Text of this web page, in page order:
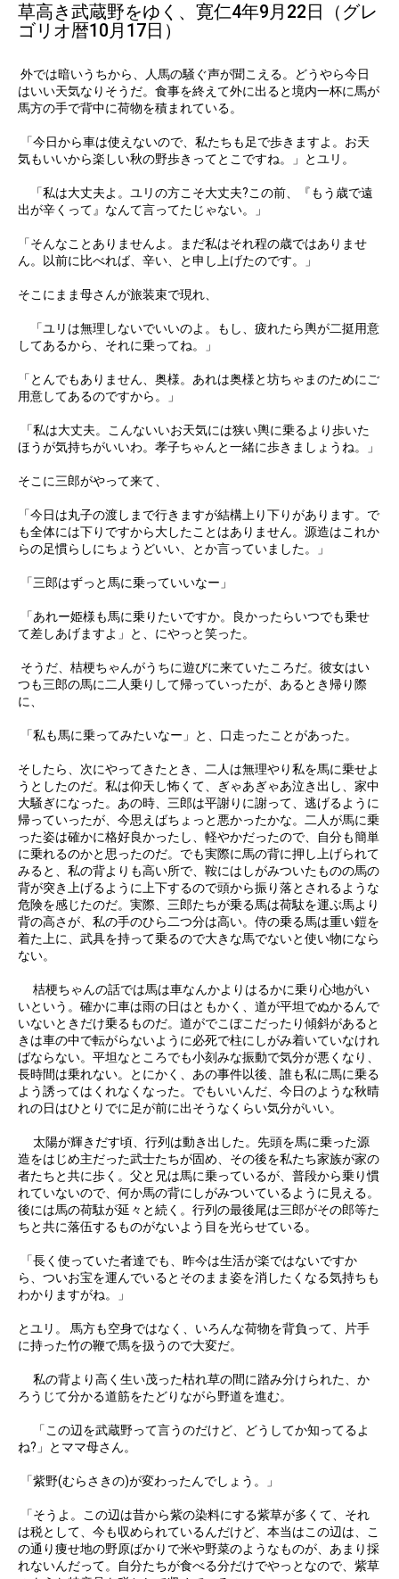
草高き武蔵野をゆく、寛仁4年9月22日（グレ
ゴリオ暦10月17日）
外では暗いうちから、人馬の騒ぐ声が聞こえる。どうやら今日
はいい天気なりそうだ。食事を終えて外に出ると境内一杯に馬が
馬方の手で背中に荷物を積まれている。
「今日から車は使えないので、私たちも足で歩きますよ。お天
気もいいから楽しい秋の野歩きってとこですね。」とユリ。
「私は大丈夫よ。ユリの方こそ大丈夫?この前、『もう歳で遠
出が辛くって』なんて言ってたじゃない。」
「そんなことありませんよ。まだ私はそれ程の歳ではありませ
ん。以前に比べれば、辛い、と申し上げたのです。」
そこにまま母さんが旅装束で現れ、
「ユリは無理しないでいいのよ。もし、疲れたら輿が二挺用意
してあるから、それに乗ってね。」
「とんでもありません、奥様。あれは奥様と坊ちゃまのためにご
用意してあるのですから。」
「私は大丈夫。こんないいお天気には狭い輿に乗るより歩いた
ほうが気持ちがいいわ。孝子ちゃんと一緒に歩きましょうね。」
そこに三郎がやって来て、
「今日は丸子の渡しまで行きますが結構上り下りがあります。で
も全体には下りですから大したことはありません。源造はこれか
らの足慣らしにちょうどいい、とか言っていました。」
「三郎はずっと馬に乗っていいなー」
「あれー姫様も馬に乗りたいですか。良かったらいつでも乗せ
て差しあげますよ」と、にやっと笑った。
そうだ、桔梗ちゃんがうちに遊びに来ていたころだ。彼女はい
つも三郎の馬に二人乗りして帰っていったが、あるとき帰り際
に、
「私も馬に乗ってみたいなー」と、口走ったことがあった。
そしたら、次にやってきたとき、二人は無理やり私を馬に乗せよ
うとしたのだ。私は仰天し怖くて、ぎゃあぎゃあ泣き出し、家中
大騒ぎになった。あの時、三郎は平謝りに謝って、逃げるように
帰っていったが、今思えばちょっと悪かったかな。二人が馬に乗
った姿は確かに格好良かったし、軽やかだったので、自分も簡単
に乗れるのかと思ったのだ。でも実際に馬の背に押し上げられて
みると、私の背よりも高い所で、鞍にはしがみついたものの馬の
背が突き上げるように上下するので頭から振り落とされるような
危険を感じたのだ。実際、三郎たちが乗る馬は荷駄を運ぶ馬より
背の高さが、私の手のひら二つ分は高い。侍の乗る馬は重い鎧を
着た上に、武具を持って乗るので大きな馬でないと使い物になら
ない。
桔梗ちゃんの話では馬は車なんかよりはるかに乗り心地がい
いという。確かに車は雨の日はともかく、道が平坦でぬかるんで
いないときだけ乗るものだ。道がでこぼこだったり傾斜があると
きは車の中で転がらないように必死で柱にしがみ着いていなけれ
ばならない。平坦なところでも小刻みな振動で気分が悪くなり、
長時間は乗れない。とにかく、あの事件以後、誰も私に馬に乗る
よう誘ってはくれなくなった。でもいいんだ、今日のような秋晴
れの日はひとりでに足が前に出そうなくらい気分がいい。
太陽が輝きだす頃、行列は動き出した。先頭を馬に乗った源
造をはじめ主だった武士たちが固め、その後を私たち家族が家の
者たちと共に歩く。父と兄は馬に乗っているが、普段から乗り慣
れていないので、何か馬の背にしがみついているように見える。
後には馬の荷駄が延々と続く。行列の最後尾は三郎がその郎等た
ちと共に落伍するものがないよう目を光らせている。
「長く使っていた者達でも、昨今は生活が楽ではないですか
ら、ついお宝を運んでいるとそのまま姿を消したくなる気持ちも
わかりますがね。」
とユリ。 馬方も空身ではなく、いろんな荷物を背負って、片手
に持った竹の鞭で馬を扱うので大変だ。
私の背より高く生い茂った枯れ草の間に踏み分けられた、か
ろうじて分かる道筋をたどりながら野道を進む。
「この辺を武蔵野って言うのだけど、どうしてか知ってるよ
ね?」とママ母さん。
「紫野(むらさきの)が変わったんでしょう。」
「そうよ。この辺は昔から紫の染料にする紫草が多くて、それ
は税として、今も収められているんだけど、本当はこの辺は、こ
の通り痩せ地の野原ばかりで米や野菜のようなものが、あまり採
れないんだって。自分たちが食べる分だけでやっとなので、紫草